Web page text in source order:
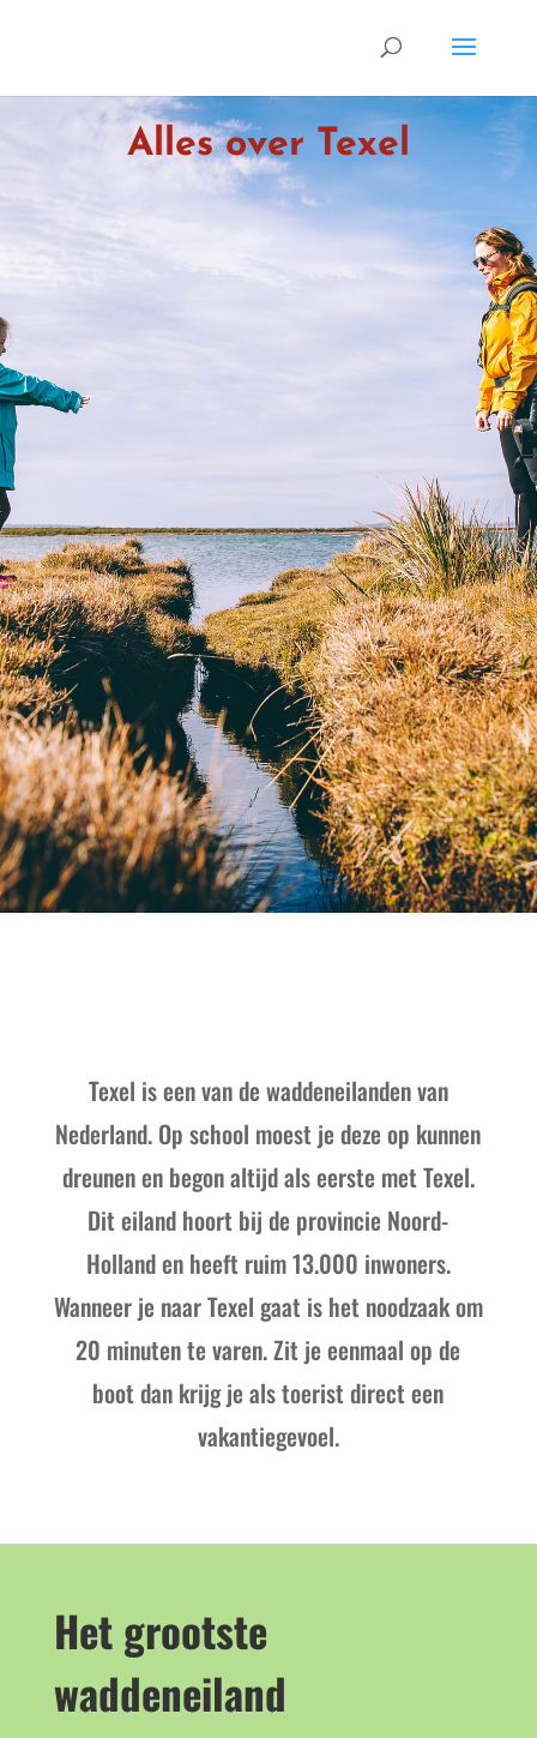
Alles over Texel
Texel is een van de waddeneilanden van
Nederland. Op school moest je deze op kunnen
dreunen en begon altijd als eerste met Texel.
Dit eiland hoort bij de provincie Noord-
Holland en heeft ruim 13.000 inwoners.
Wanneer je naar Texel gaat is het noodzaak om
20 minuten te varen. Zit je eenmaal op de
boot dan krijg je als toerist direct een
vakantiegevoel.
Het grootste
waddeneiland